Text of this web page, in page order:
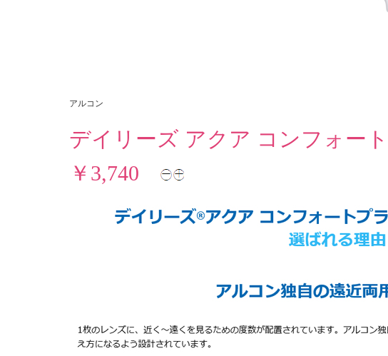
アルコン
デイリーズ アクア コンフォー
￥3,740